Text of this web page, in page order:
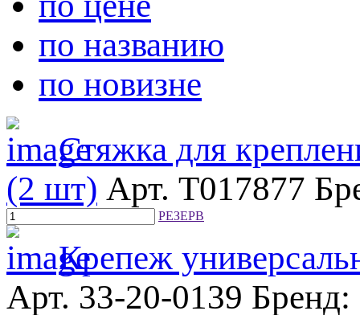
по названию
по новизне
Стяжка для
(2 шт) Арт. T017877
РЕЗЕРВ
Крепеж
Арт. 33-20-0139 Бренд: